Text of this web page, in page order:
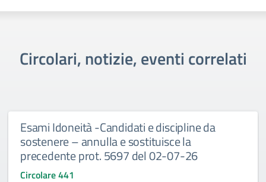
Circolari, notizie, eventi correlati
Esami Idoneità -Candidati e discipline da
sostenere – annulla e sostituisce la
precedente prot. 5697 del 02-07-26
Circolare 441